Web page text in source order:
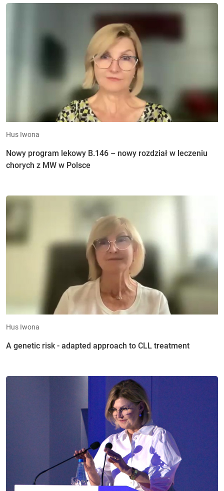
Hus Iwona
Nowy program lekowy B.146 – nowy rozdział w leczeniu
chorych z MW w Polsce
Hus Iwona
A genetic risk - adapted approach to CLL treatment